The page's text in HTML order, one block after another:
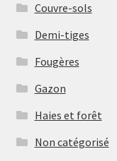
Couvre-sols
Demi-tiges
Fougères
Gazon
Haies et forêt
Non catégorisé